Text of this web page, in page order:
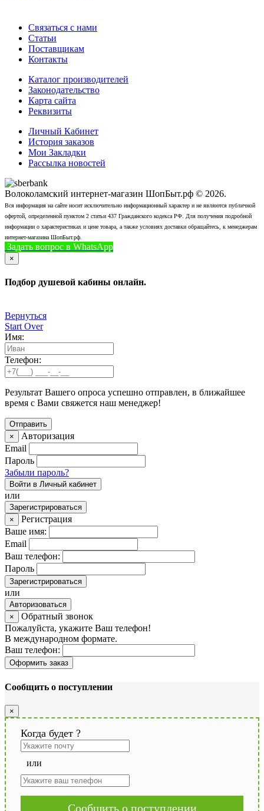
Связаться с нами
Статьи
Поставщикам
Контакты
Каталог производителей
Законодательство
Карта сайта
Реквизиты
Личный Кабинет
История заказов
Мои Закладки
Рассылка новостей
Волоколамский интернет-магазин ШопБыт.рф © 2026.
Вся информация на сайте носит исключительно информационный характер и не являются публичной
офертой, определенной пунктом 2 статьи 437 Гражданского кодекса РФ. Для получения подробной
информации о характеристиках и цене товара, а также условиях доставки обращайтесь, к менеджерам
интернет-магазина ШопБыт.рф.
Задать вопрос в WhatsApp
×
Подбор душевой кабины онлайн.
Вернуться
Start Over
Имя:
Телефон:
Результат Вашего опроса успешно отправлен, в ближайшее
время с Вами свяжется наш менеджер!
×
Авторизация
Email
Пароль
Забыли пароль?
Войти в Личный кабинет
или
Зарегистрироваться
×
Регистрация
Ваше имя:
Email
Ваш телефон:
Пароль
Зарегистрироваться
или
Авторизоваться
×
Обратный звонок
Пожалуйста, укажите Ваш телефон!
В международном формате.
Ваш телефон:
Оформить заказ
Сообщить о поступлении
×
Когда будет ?
или
Сообщить о поступлении